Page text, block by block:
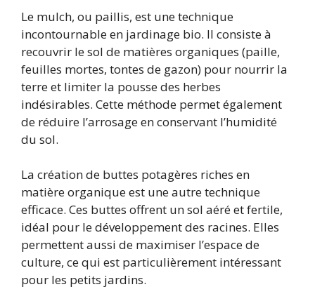
Le mulch, ou paillis, est une technique
incontournable en jardinage bio. Il consiste à
recouvrir le sol de matières organiques (paille,
feuilles mortes, tontes de gazon) pour nourrir la
terre et limiter la pousse des herbes
indésirables. Cette méthode permet également
de réduire l’arrosage en conservant l’humidité
du sol.
La création de buttes potagères riches en
matière organique est une autre technique
efficace. Ces buttes offrent un sol aéré et fertile,
idéal pour le développement des racines. Elles
permettent aussi de maximiser l’espace de
culture, ce qui est particulièrement intéressant
pour les petits jardins.